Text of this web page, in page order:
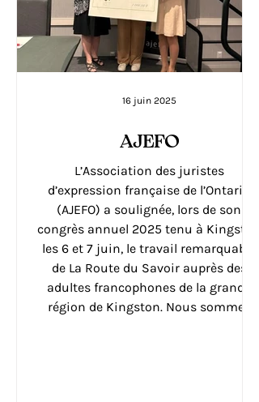
AJEFO
L’Association des juristes
d’expression française de l’Ontario
(AJEFO) a soulignée, lors de son
congrès annuel 2025 tenu à Kingston
les 6 et 7 juin, le travail remarquable
de La Route du Savoir auprès des
adultes francophones de la grande
région de Kingston. Nous sommes
16 juin 2025